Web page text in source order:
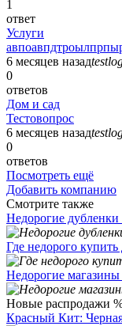
1
ответ
Услуги
6 месяцев назад
0
ответов
Дом и сад
Тестовопрос
6 месяцев назад
0
ответов
Посмотреть ещё
Добавить компанию
Смотрите также
Недорогие
Где недорого
Недорогие
Новые распродажи
Красный Кит: